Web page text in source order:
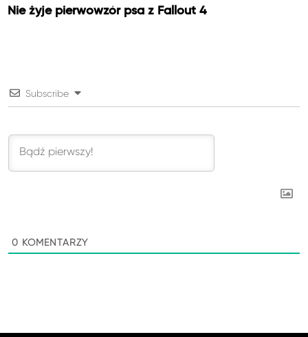
Nie żyje pierwowzór psa z Fallout 4
Subscribe
0 KOMENTARZY